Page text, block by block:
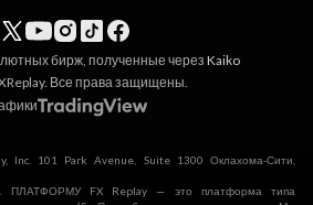
бирж, полученные через Kaiko
Все права защищены.
101 Park Avenue, Suite 1300 Оклахома-Сити,
FX Replay — это платформа типа